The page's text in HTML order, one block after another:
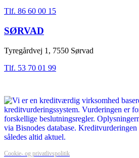
Tlf. 86 60 00 15
SØRVAD
Tyregårdvej 1, 7550 Sørvad
Tlf. 53 70 01 99
Cookie- og privatlivspolitik